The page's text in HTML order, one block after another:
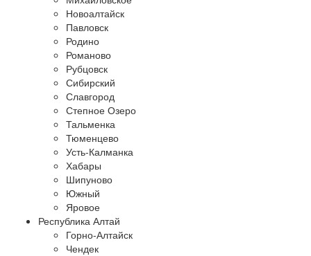
Новоалтайск
Павловск
Родино
Романово
Рубцовск
Сибирский
Славгород
Степное Озеро
Тальменка
Тюменцево
Усть-Калманка
Хабары
Шипуново
Южный
Яровое
Республика Алтай
Горно-Алтайск
Чендек